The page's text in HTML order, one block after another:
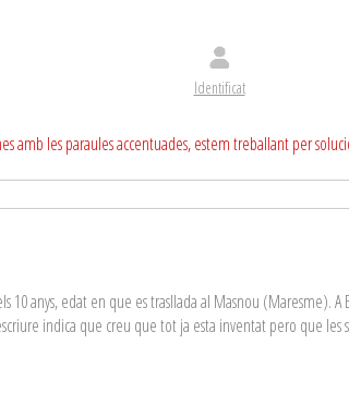
Identificat
amb les paraules accentuades, estem treballant per
10 anys, edat en que es trasllada al Masnou (Maresme).
indica que creu que tot ja esta inventat pero que les